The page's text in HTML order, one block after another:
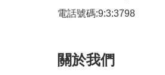
電話號碼:9:3:3798
關於我們